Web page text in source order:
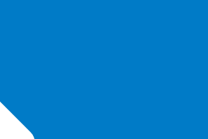
die moeten reserves kunnen
mogen, moeten hun
mogen houden.
het belang van de volkshuisvesting